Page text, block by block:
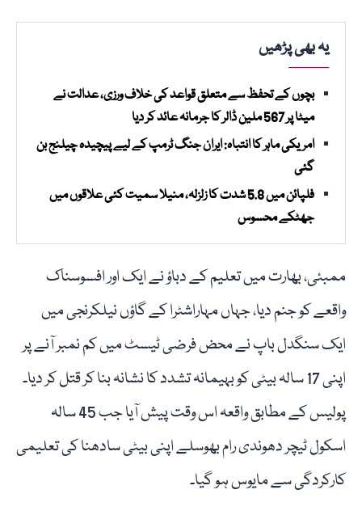
یہ بھی پڑھیں
بچوں کے تحفظ سے متعلق قواعد کی خلاف ورزی، عدالت نے
میٹا پر 567 ملین ڈالر کا جرمانہ عائد کر دیا
امریکی ماہر کا انتباہ: ایران جنگ ٹرمپ کے لیے پیچیدہ چیلنج بن
گئی
فلپائن میں 5.8 شدت کا زلزلہ، منیلا سمیت کئی علاقوں میں
جھٹکے محسوس
ممبئی، بھارت میں تعلیم کے دباؤ نے ایک اور افسوسناک
واقعے کو جنم دیا، جہاں مہاراشٹرا کے گاؤں نیلکرنجی میں
ایک سنگدل باپ نے محض فرضی ٹیسٹ میں کم نمبر آنے پر
اپنی 17 سالہ بیٹی کو بہیمانہ تشدد کا نشانہ بنا کر قتل کر دیا۔
پولیس کے مطابق واقعہ اس وقت پیش آیا جب 45 سالہ
اسکول ٹیچر دھوندی رام بھوسلے اپنی بیٹی سادھنا کی تعلیمی
کارکردگی سے مایوس ہو گیا۔